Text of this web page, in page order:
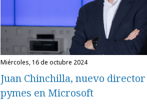
miércoles, 16 de octubre 2024
Juan Chinchilla, nuevo director
pymes en Microsoft